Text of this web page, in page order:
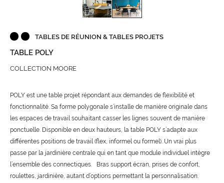
TABLES DE RÉUNION & TABLES PROJETS
TABLE POLY
COLLECTION MOORE
POLY est une table projet répondant aux demandes de flexibilité et
fonctionnalité. Sa forme polygonale s’installe de manière originale dans
les espaces de travail souhaitant casser les lignes souvent de manière
ponctuelle. Disponible en deux hauteurs, la table POLY s’adapte aux
différentes positions de travail (flex, informel ou formel). Un vrai plus
passe par la jardinière centrale qui en tant que module individuel intègre
l’ensemble des connectiques. Bras support écran, prises de confort,
roulettes, jardinière, autant d’options permettant la personnalisation.